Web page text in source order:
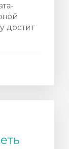
достиг